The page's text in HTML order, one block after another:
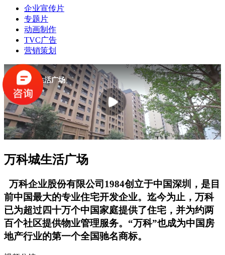
企业宣传片
专题片
动画制作
TVC广告
营销策划
万科城生活广场
万科企业股份有限公司1984创立于中国深圳，是目
前中国最大的专业住宅开发企业。迄今为止，万科
已为超过四十万个中国家庭提供了住宅，并为约两
百个社区提供物业管理服务。“万科”也成为中国房
地产行业的第一个全国驰名商标。